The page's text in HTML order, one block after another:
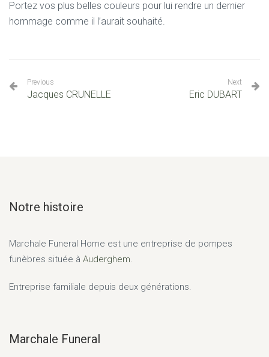
Portez vos plus belles couleurs pour lui rendre un dernier
hommage comme il l’aurait souhaité.
Previous
Jacques CRUNELLE
Next
Eric DUBART
Notre histoire
Marchale Funeral Home est une entreprise de pompes
funèbres située à Auderghem.
Entreprise familiale depuis deux générations.
Marchale Funeral